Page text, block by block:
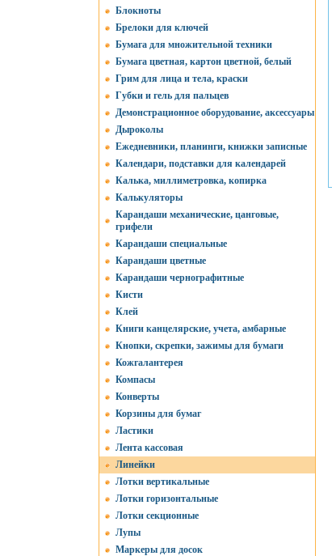
Блокноты
Брелоки для ключей
Бумага для множительной техники
Бумага цветная, картон цветной, белый
Грим для лица и тела, краски
Губки и гель для пальцев
Демонстрационное оборудование, аксессуары
Дыроколы
Ежедневники, планинги, книжки записные
Календари, подставки для календарей
Калька, миллиметровка, копирка
Калькуляторы
Карандаши механические, цанговые,
грифели
Карандаши специальные
Карандаши цветные
Карандаши чернографитные
Кисти
Клей
Книги канцелярские, учета, амбарные
Кнопки, скрепки, зажимы для бумаги
Кожгалантерея
Компасы
Конверты
Корзины для бумаг
Ластики
Лента кассовая
Линейки
Лотки вертикальные
Лотки горизонтальные
Лотки секционные
Лупы
Маркеры для досок